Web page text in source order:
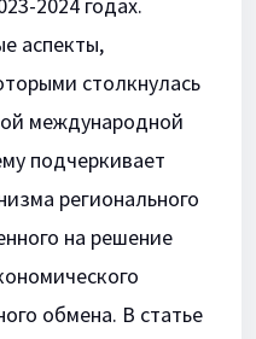
аспекты,
столкнулась
международной
подчеркивает
регионального
на решение
обмена. В статье